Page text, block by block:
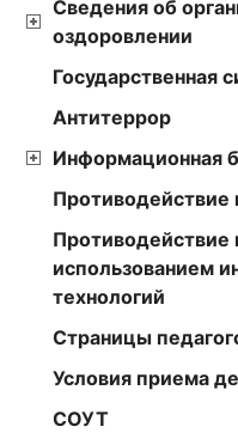
Сведения об
оздоровлении
Государственная
Антитеррор
Информационная
Противодействие
Противодействие
использованием
технологий
Страницы
Условия приема
СОУТ